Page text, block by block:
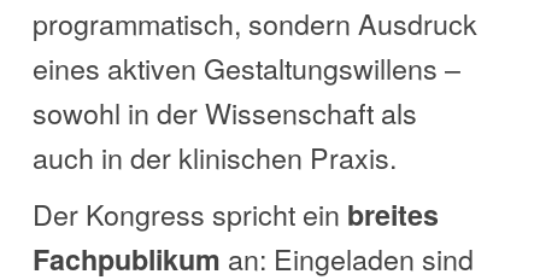
programmatisch, sondern Ausdruck
eines aktiven Gestaltungswillens –
sowohl in der Wissenschaft als
auch in der klinischen Praxis.
Der Kongress spricht ein breites
Fachpublikum an: Eingeladen sind